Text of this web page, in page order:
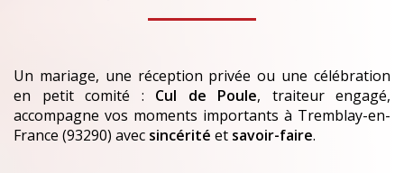
Un mariage, une réception privée ou une célébration
en petit comité : Cul de Poule, traiteur engagé,
accompagne vos moments importants à Tremblay-en-
France (93290) avec sincérité et savoir-faire.